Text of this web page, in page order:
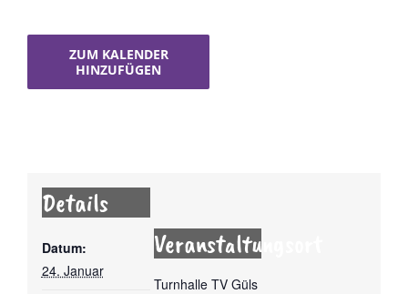
ZUM KALENDER
HINZUFÜGEN
Details
Datum:
24. Januar
Veranstaltungsort
Turnhalle TV Güls